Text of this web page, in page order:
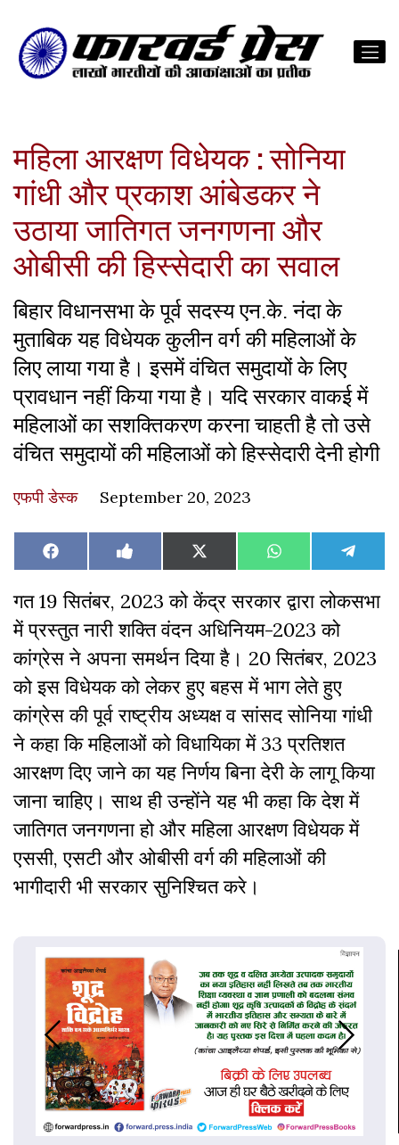
महिला आरक्षण विधेयक : सोनिया
गांधी और प्रकाश आंबेडकर ने
उठाया जातिगत जनगणना और
ओबीसी की हिस्सेदारी का सवाल
बिहार विधानसभा के पूर्व सदस्य एन.के. नंदा के
मुताबिक यह विधेयक कुलीन वर्ग की महिलाओं के
लिए लाया गया है। इसमें वंचित समुदायों के लिए
प्रावधान नहीं किया गया है। यदि सरकार वाकई में
महिलाओं का सशक्तिकरण करना चाहती है तो उसे
वंचित समुदायों की महिलाओं को हिस्सेदारी देनी होगी
एफपी डेस्‍क September 20, 2023
Share
on
Facebook Share
on
Like
on
Facebook
Share
on
X
(Twitter)
Share
on
WhatsAppShare
on
गत 19 सितंबर, 2023 को केंद्र सरकार द्वारा लोकसभा
में प्रस्तुत नारी शक्ति वंदन अधिनियम-2023 को
कांग्रेस ने अपना समर्थन दिया है। 20 सितंबर, 2023
को इस विधेयक को लेकर हुए बहस में भाग लेते हुए
कांग्रेस की पूर्व राष्ट्रीय अध्यक्ष व सांसद सोनिया गांधी
ने कहा कि महिलाओं को विधायिका में 33 प्रतिशत
आरक्षण दिए जाने का यह निर्णय बिना देरी के लागू किया
जाना चाहिए। साथ ही उन्होंने यह भी कहा कि देश में
जातिगत जनगणना हो और महिला आरक्षण विधेयक में
एससी, एसटी और ओबीसी वर्ग की महिलाओं की
भागीदारी भी सरकार सुनिश्चित करे।